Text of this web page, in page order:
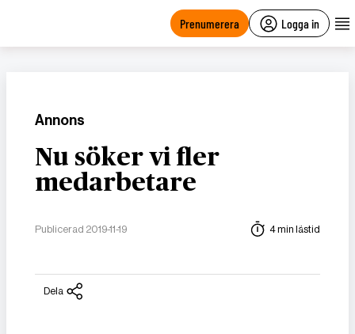
Prenumerera Logga in
Annons
Nu söker vi fler
medarbetare
Publicerad 2019-11-19 4 min lästid
Dela